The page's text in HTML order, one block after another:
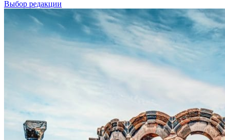
Выбор редакции